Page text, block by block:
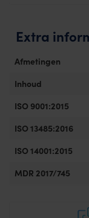
Extra
Afmetingen
Inhoud
ISO 9001:2015
ISO 13485:2016
ISO 14001:2015
MDR 2017/745